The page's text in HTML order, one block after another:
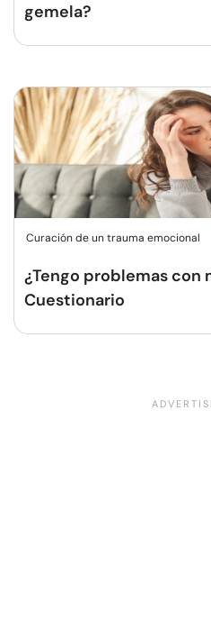
gemela?
Curación de un trauma emocional
¿Tengo problemas con
Cuestionario